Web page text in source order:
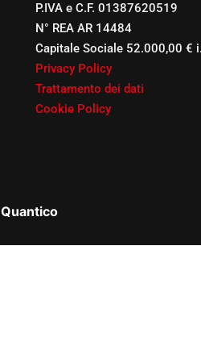
P.IVA e C.F. 01387620519
N° REA AR 14484
Capitale Sociale 52.000,00 €
Privacy Policy
Trattamento dei dati
Cookie Policy
Quantico